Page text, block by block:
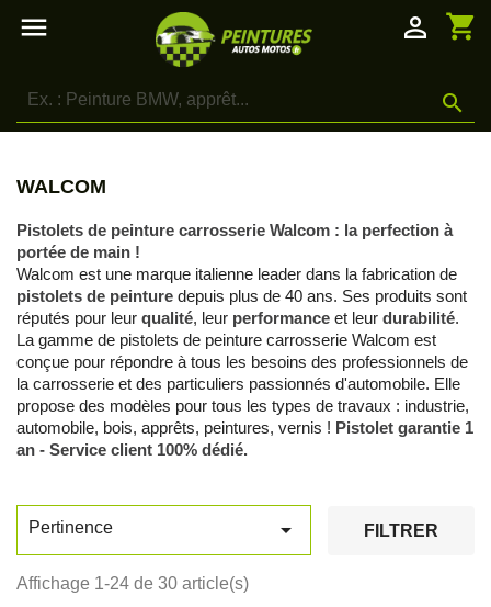
 shopping_cart
person_outline

WALCOM
Pistolets de peinture carrosserie Walcom : la perfection à
portée de main !
Walcom est une marque italienne leader dans la fabrication de
pistolets de peinture depuis plus de 40 ans. Ses produits sont
réputés pour leur qualité, leur performance et leur durabilité.
La gamme de pistolets de peinture carrosserie Walcom est
conçue pour répondre à tous les besoins des professionnels de
la carrosserie et des particuliers passionnés d'automobile. Elle
propose des modèles pour tous les types de travaux : industrie,
automobile, bois, apprêts, peintures, vernis ! Pistolet garantie 1
an - Service client 100% dédié.
Pertinence  FILTRER
Affichage 1-24 de 30 article(s)